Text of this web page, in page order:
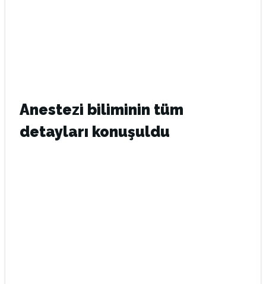
Anestezi biliminin tüm
detayları konuşuldu